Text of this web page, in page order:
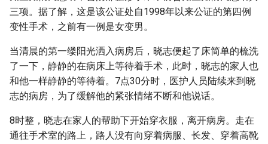
三项。据了解，这是该公证处自1998年以来公证的第四例
变性手术，之前有一例是女变男。
当清晨的第一缕阳光洒入病房后，晓志便起了床简单的梳洗
了一下，静静的在病床上等待着手术，此时，晓志的家人也
和他一样静静的等待着。7点30分时，医护人员陆续来到晓
志的病房，为了缓解他的紧张情绪不断和他说话。
8时整，晓志在家人的帮助下开始穿衣服，离开病房。走在
通往手术室的路上，路人没有向穿着病服、长发、穿着高靴